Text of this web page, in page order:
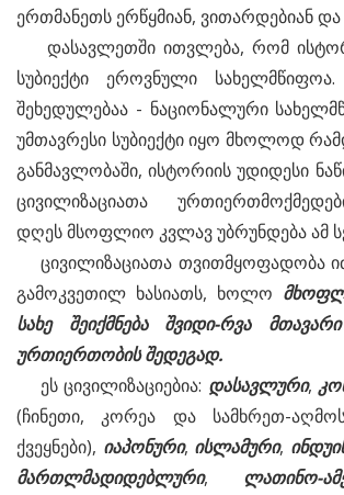
ერთმანეთს ერწყმიან, ვითარდებიან და
დასავლეთში ითვლება, რომ
სუბიექტი ეროვნული
შეხედულებაა - ნაციონალური
უმთავრესი სუბიექტი იყო მხოლოდ
განმავლობაში, ისტორიის უდიდესი
ცივილიზაციათა
დღეს მსოფლიო კვლავ უბრუნდება ამ
ცივილიზაციათა თვითმყოფადობა
გამოკვეთილ ხასიათს, ხოლო
სახე შეიქმნება შვიდი-რვა მთავარი
ურთიერთობისშედეგად.
ეს ცივილიზაციებია: დასავლური,
(ჩინეთი, კორეა და სამხრეთ-
ქვეყნები), იაპონური, ისლამური,
მართლმადიდებლური, ლათინო-